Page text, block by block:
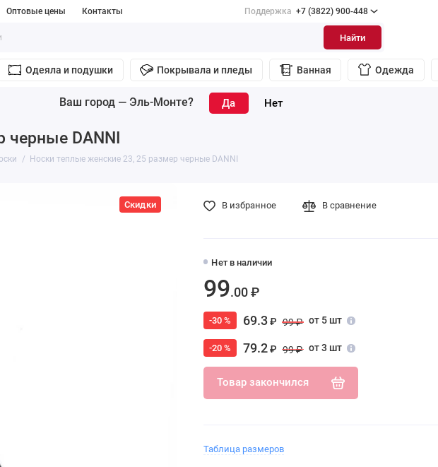
Оптовые цены Контакты Поддержка +7 (3822) 900-448
Найти
Одеяла и подушки Покрывала и пледы Ванная Одежда
Ваш город — Эль-Монте?
черные DANNI
Носки теплые женские 23, 25 размер черные DANNI
Скидки
Нет в наличии
99.00 ₽
-30 % 69.3₽ 99 ₽ от 5 шт
-20 % 79.2₽ 99 ₽ от 3 шт
Товар закончился
В избранное В сравнение
Таблица размеров